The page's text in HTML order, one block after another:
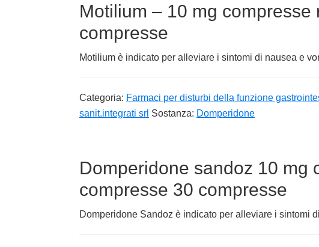
Motilium – 10 mg compresse
compresse
Motilium è indicato per alleviare i sintomi di nausea e
Categoria: Farmaci per disturbi della funzione
sanit.integrati srl Sostanza: Domperidone
Domperidone sandoz 10 mg
compresse 30 compresse
Domperidone Sandoz è indicato per alleviare i sintomi